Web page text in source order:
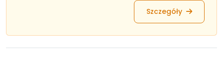
Szczegóły